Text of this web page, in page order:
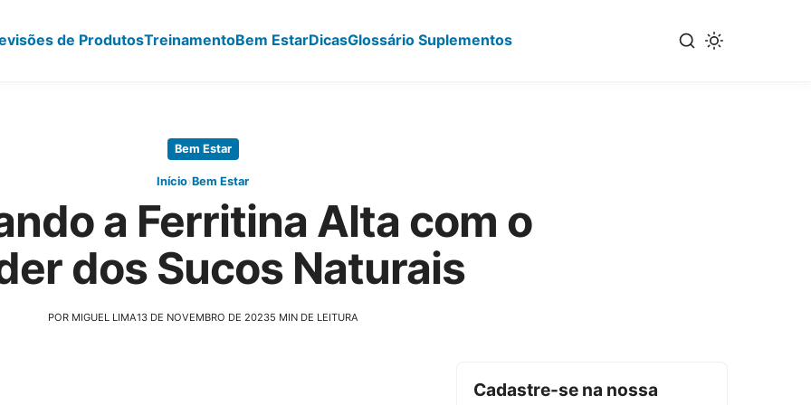
de ProdutosTreinamentoBem EstarDicasGlossário Suplementos
Bem Estar
Início›Bem Estar
a Ferritina Alta com o
dos Sucos Naturais
POR MIGUEL LIMA13 DE NOVEMBRO DE 20235 MIN DE LEITURA
Cadastre-se na nossa